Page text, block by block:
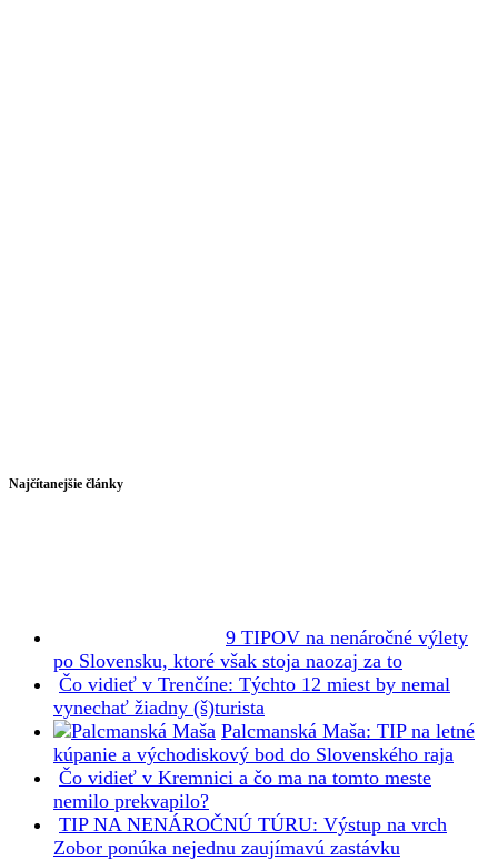
Najčítanejšie články
9 TIPOV na nenáročné výlety
po Slovensku, ktoré však stoja naozaj za to
Čo vidieť v Trenčíne: Týchto 12 miest by nemal
vynechať žiadny (š)turista
Palcmanská Maša: TIP na letné
kúpanie a východiskový bod do Slovenského raja
Čo vidieť v Kremnici a čo ma na tomto meste
nemilo prekvapilo?
TIP NA NENÁROČNÚ TÚRU: Výstup na vrch
Zobor ponúka nejednu zaujímavú zastávku